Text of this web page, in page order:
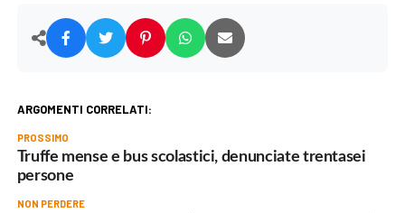
ARGOMENTI CORRELATI:
PROSSIMO
Truffe mense e bus scolastici, denunciate trentasei
persone
NON PERDERE